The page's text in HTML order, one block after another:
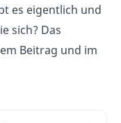
es eigentlich und
sich? Das
Beitrag und im